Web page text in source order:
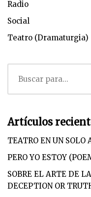
Radio
Social
Teatro (Dramaturgia)
Artículos
TEATRO EN UN SOLO
PERO YO ESTOY
SOBRE EL ARTE DE
DECEPTION OR